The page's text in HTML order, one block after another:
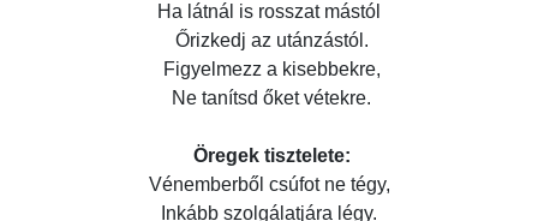
Ha látnál is rosszat mástól
Őrizkedj az utánzástól.
Figyelmezz a kisebbekre,
Ne tanítsd őket vétekre.
Öregek tisztelete:
Vénemberből csúfot ne tégy,
Inkább szolgálatjára légy.